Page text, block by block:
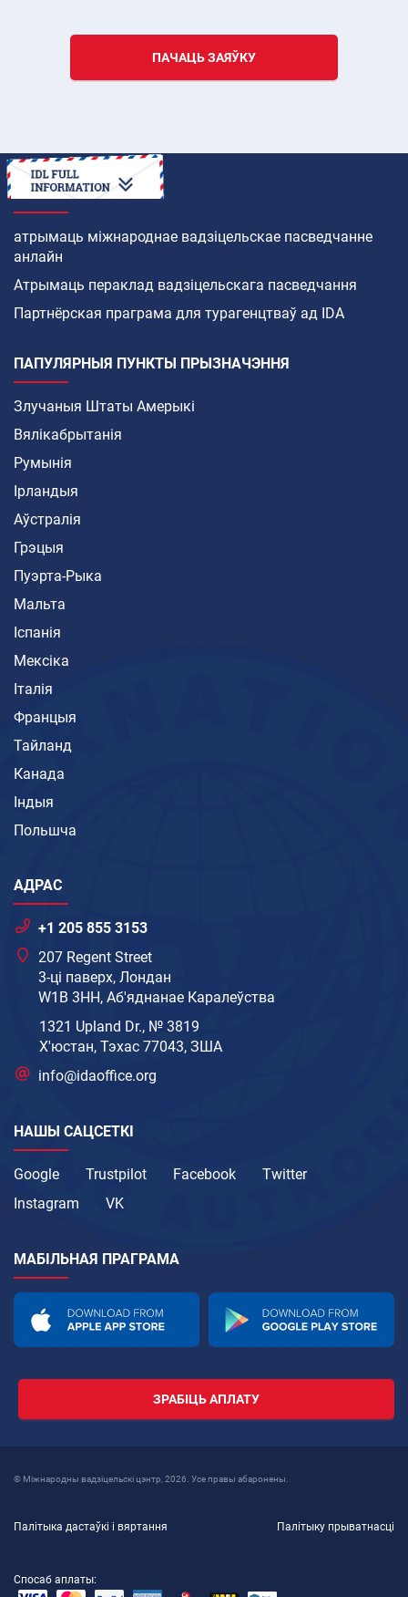
ПАЧАЦЬ ЗАЯЎКУ
ЯК
атрымаць міжнароднае вадзіцельскае пасведчанне
анлайн
Атрымаць пераклад вадзіцельскага пасведчання
Партнёрская праграма для турагенцтваў ад IDA
ПАПУЛЯРНЫЯ ПУНКТЫ ПРЫЗНАЧЭННЯ
Злучаныя Штаты Амерыкі
Вялікабрытанія
Румынія
Ірландыя
Аўстралія
Грэцыя
Пуэрта-Рыка
Мальта
Іспанія
Мексіка
Італія
Францыя
Тайланд
Канада
Індыя
Польшча
АДРАС
+1 205 855 3153
207 Regent Street
3-ці паверх, Лондан
W1B 3HH, Аб'яднанае Каралеўства
1321 Upland Dr., № 3819
Х'юстан, Тэхас 77043, ЗША
info@idaoffice.org
НАШЫ САЦСЕТКІ
Google Trustpilot Facebook
Twitter
Instagram
VK
МАБІЛЬНАЯ ПРАГРАМА
ЗРАБІЦЬ АПЛАТУ
© Міжнародны вадзіцельскі цэнтр, 2026. Усе правы абаронены.
Палітыка дастаўкі і вяртання Палітыку прыватнасці
Спосаб аплаты: